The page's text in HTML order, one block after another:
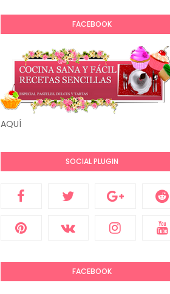
FACEBOOK
AQUÍ
SOCIAL PLUGIN
FACEBOOK